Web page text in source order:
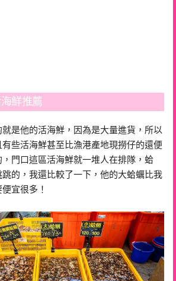
鮮推薦
就是他的活海鮮，因為是大量進貨，所以
些活海鮮甚至比漁港產地現撈仔的還便
門口這區活海鮮就一堆人在排隊，蛤
的，我還比較了一下，他的大蛤蠣比我
宜很多！